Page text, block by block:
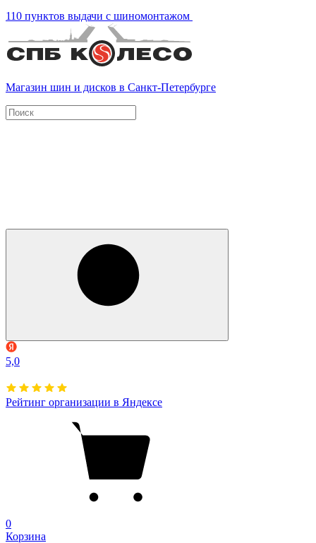
110 пунктов выдачи с шиномонтажом
Магазин шин и дисков в Санкт-Петербурге
5,0
Рейтинг организации в Яндексе
0
Корзина